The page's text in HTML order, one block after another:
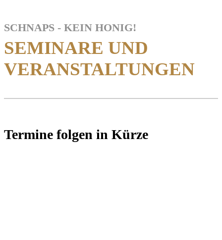
SCHNAPS - KEIN HONIG!
SEMINARE UND
VERANSTALTUNGEN
Termine folgen in Kürze